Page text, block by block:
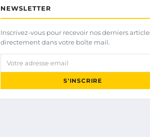
NEWSLETTER
Inscrivez-vous pour recevoir nos derniers
directement dans votre boîte mail.
Votre adresse email
S'INSCRIRE